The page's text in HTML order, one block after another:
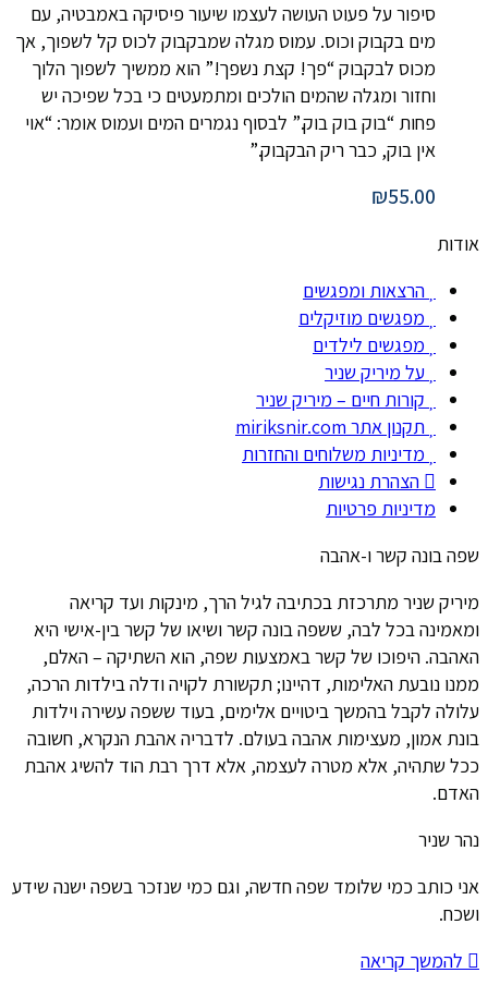
סיפור על פעוט העושה לעצמו שיעור פיסיקה באמבטיה, עם
מים בקבוק וכוס. עמוס מגלה שמבקבוק לכוס קל לשפוך, אך
מכוס לבקבוק “פך! קצת נשפך!” הוא ממשיך לשפוך הלוך
וחזור ומגלה שהמים הולכים ומתמעטים כי בכל שפיכה יש
פחות “בוק בוק בוק.” לבסוף נגמרים המים ועמוס אומר: “אוי
אין בוק, כבר ריק הבקבוק.”
₪55.00
אודות
הרצאות ומפגשים
מפגשים מוזיקלים
מפגשים לילדים
על מיריק שניר
קורות חיים – מיריק שניר
תקנון אתר miriksnir.com
מדיניות משלוחים והחזרות
הצהרת נגישות
מדיניות פרטיות
שפה בונה קשר ו-אהבה
מיריק שניר מתרכזת בכתיבה לגיל הרך, מינקות ועד קריאה
ומאמינה בכל לבה, ששפה בונה קשר ושיאו של קשר בין-אישי היא
האהבה. היפוכו של קשר באמצעות שפה, הוא השתיקה – האלם,
ממנו נובעת האלימות, דהיינו; תקשורת לקויה ודלה בילדות הרכה,
עלולה לקבל בהמשך ביטויים אלימים, בעוד ששפה עשירה וילדות
בונת אמון, מעצימות אהבה בעולם. לדבריה אהבת הנקרא, חשובה
ככל שתהיה, אלא מטרה לעצמה, אלא דרך רבת הוד להשיג אהבת
האדם.
נהר שניר
אני כותב כמי שלומד שפה חדשה, וגם כמי שנזכר בשפה ישנה שידע
ושכח.
להמשך קריאה